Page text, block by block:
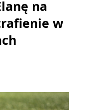
na
w